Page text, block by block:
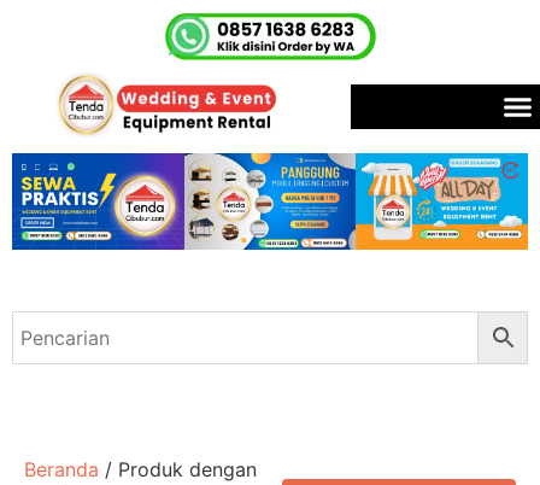
Beranda / Produk dengan